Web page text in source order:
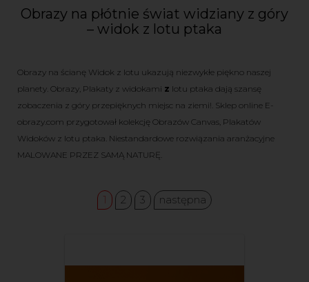
Obrazy na płótnie świat widziany z góry
– widok z lotu ptaka
Obrazy na ścianę Widok z lotu ukazują niezwykłe piękno naszej
planety. Obrazy, Plakaty z widokami z lotu ptaka dają szansę
zobaczenia z góry przepięknych miejsc na ziemi!. Sklep online E-
obrazy.com przygotował kolekcję Obrazów Canvas, Plakatów
Widoków z lotu ptaka. Niestandardowe rozwiązania aranżacyjne
MALOWANE PRZEZ SAMĄ NATURĘ.
1 2 3 następna